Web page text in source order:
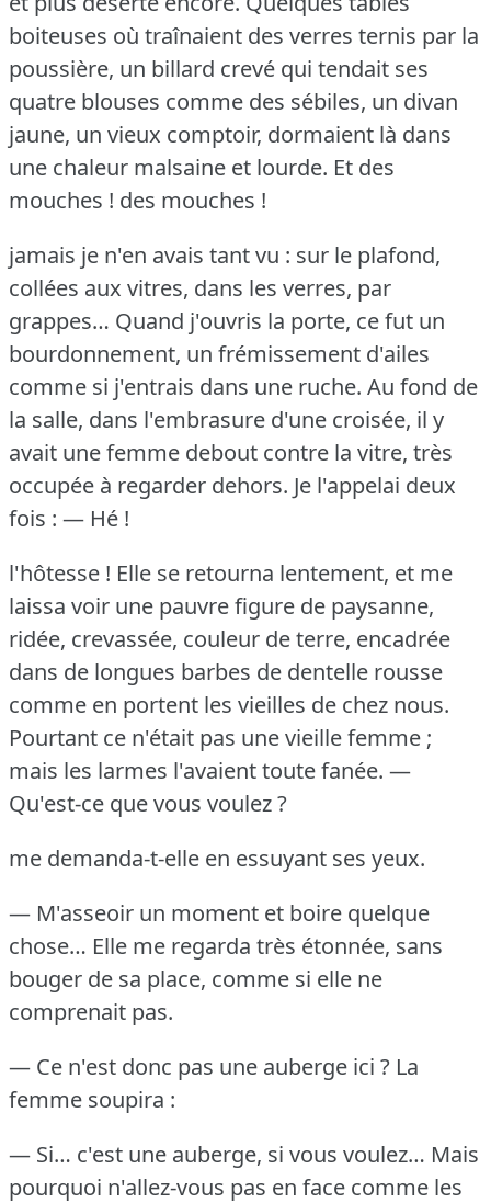
boiteuses où traînaient des verres ternis par la
poussière, un billard crevé qui tendait ses
quatre blouses comme des sébiles, un divan
jaune, un vieux comptoir, dormaient là dans
une chaleur malsaine et lourde. Et des
mouches ! des mouches !
jamais je n'en avais tant vu : sur le plafond,
collées aux vitres, dans les verres, par
grappes… Quand j'ouvris la porte, ce fut un
bourdonnement, un frémissement d'ailes
comme si j'entrais dans une ruche. Au fond de
la salle, dans l'embrasure d'une croisée, il y
avait une femme debout contre la vitre, très
occupée à regarder dehors. Je l'appelai deux
fois : — Hé !
l'hôtesse ! Elle se retourna lentement, et me
laissa voir une pauvre figure de paysanne,
ridée, crevassée, couleur de terre, encadrée
dans de longues barbes de dentelle rousse
comme en portent les vieilles de chez nous.
Pourtant ce n'était pas une vieille femme ;
mais les larmes l'avaient toute fanée. —
Qu'est-ce que vous voulez ?
me demanda-t-elle en essuyant ses yeux.
— M'asseoir un moment et boire quelque
chose… Elle me regarda très étonnée, sans
bouger de sa place, comme si elle ne
comprenait pas.
— Ce n'est donc pas une auberge ici ? La
femme soupira :
— Si… c'est une auberge, si vous voulez… Mais
pourquoi n'allez-vous pas en face comme les